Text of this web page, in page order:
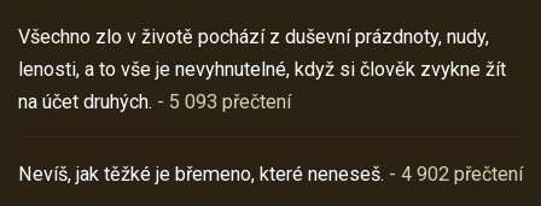
Všechno zlo v životě pochází z duševní prázdnoty, nudy,
lenosti, a to vše je nevyhnutelné, když si člověk zvykne žít
na účet druhých. - 5 093 přečtení
Nevíš, jak těžké je břemeno, které neneseš. - 4 902 přečtení